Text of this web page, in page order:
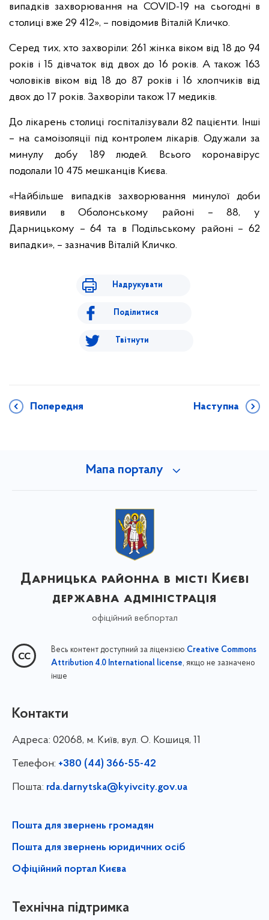
випадків захворювання на COVID-19 на сьогодні в
столиці вже 29 412», – повідомив Віталій Кличко.
Серед тих, хто захворіли: 261 жінка віком від 18 до 94
років і 15 дівчаток від двох до 16 років. А також 163
чоловіків віком від 18 до 87 рокiв і 16 хлопчиків від
двох до 17 років. Захворіли також 17 медиків.
До лікарень столиці госпіталізували 82 пацієнти. Інші
– на самоізоляції під контролем лікарів. Одужали за
минулу добу 189 людей. Всього коронавірус
подолали 10 475 мешканців Києва.
«Найбільше випадків захворювання минулої доби
виявили в Оболонському районі – 88, у
Дарницькому – 64 та в Подільському районі – 62
випадки», – зазначив Віталій Кличко.
Надрукувати
Поділитися
Твітнути
Попередня Наступна
Мапа порталу
Дарницька районна в місті Києві
державна адміністрація
офіційний вебпортал
Весь контент доступний за ліцензією Creative Commons
Attribution 4.0 International license, якщо не зазначено
інше
Контакти
Адреса: 02068, м. Київ, вул. О. Кошиця, 11
Телефон: +380 (44) 366-55-42
Пошта: rda.darnytska@kyivcity.gov.ua
Пошта для звернень громадян
Пошта для звернень юридичних осіб
Офіційний портал Києва
Технічна підтримка